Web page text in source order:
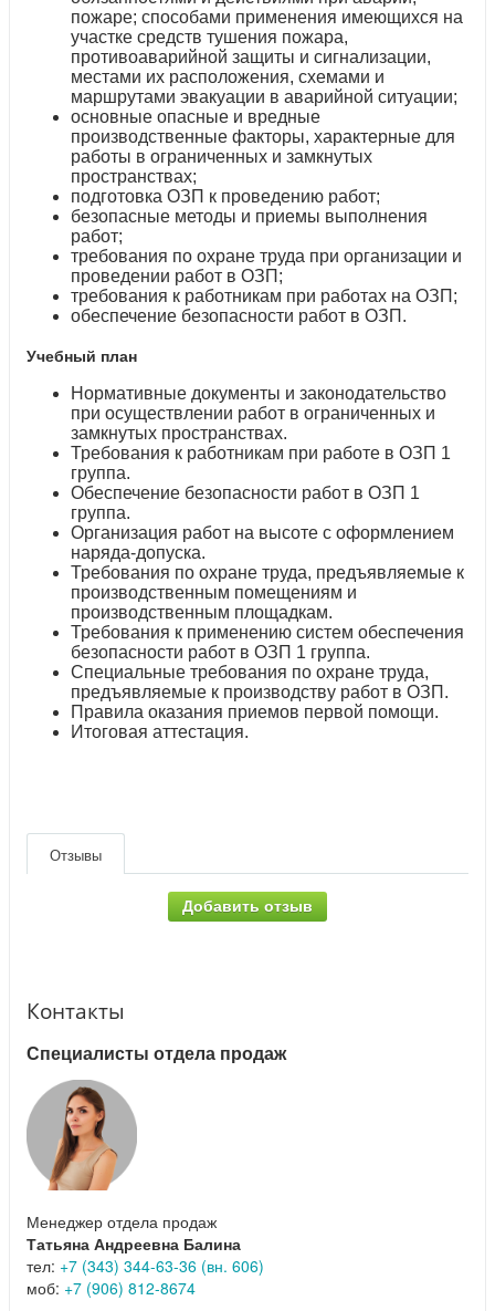
пожаре; способами применения имеющихся на
участке средств тушения пожара,
противоаварийной защиты и сигнализации,
местами их расположения, схемами и
маршрутами эвакуации в аварийной ситуации;
основные опасные и вредные
производственные факторы, характерные для
работы в ограниченных и замкнутых
пространствах;
подготовка ОЗП к проведению работ;
безопасные методы и приемы выполнения
работ;
требования по охране труда при организации и
проведении работ в ОЗП;
требования к работникам при работах на ОЗП;
обеспечение безопасности работ в ОЗП.
Учебный план
Нормативные документы и законодательство
при осуществлении работ в ограниченных и
замкнутых пространствах.
Требования к работникам при работе в ОЗП 1
группа.
Обеспечение безопасности работ в ОЗП 1
группа.
Организация работ на высоте с оформлением
наряда-допуска.
Требования по охране труда, предъявляемые к
производственным помещениям и
производственным площадкам.
Требования к применению систем обеспечения
безопасности работ в ОЗП 1 группа.
Специальные требования по охране труда,
предъявляемые к производству работ в ОЗП.
Правила оказания приемов первой помощи.
Итоговая аттестация.
Отзывы
Добавить отзыв
Контакты
Специалисты отдела продаж
Менеджер отдела продаж
Татьяна Андреевна Балина
тел: +7 (343) 344-63-36 (вн. 606)
моб: +7 (906) 812-8674